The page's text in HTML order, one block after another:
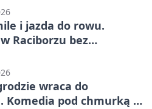
i jazda do rowu.
Raciborzu bez
wraca do
Komedia pod chmurką w